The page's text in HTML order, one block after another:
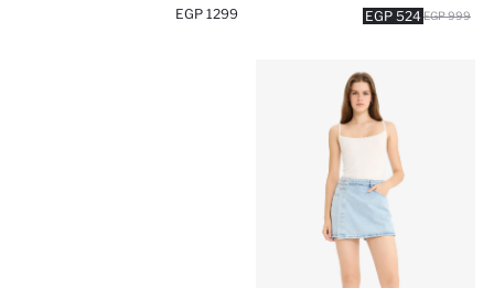
524 EGP 999 EGP
1299 EGP